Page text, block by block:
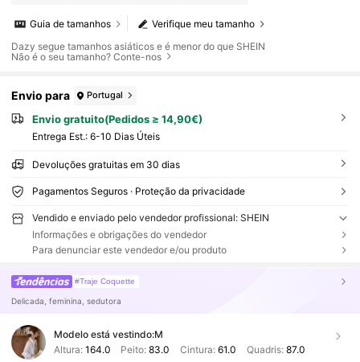
Verifique meu tamanho
Guia de tamanhos
Dazy segue tamanhos asiáticos e é menor do que SHEIN
Não é o seu tamanho? Conte-nos
Envio para Portugal
Envio gratuito(Pedidos ≥ 14,90€)
Entrega Est.: 6-10 Dias Úteis
Devoluções gratuitas em 30 dias
Pagamentos Seguros · Proteção da privacidade
Vendido e enviado pelo vendedor profissional: SHEIN
Informações e obrigações do vendedor
Para denunciar este vendedor e/ou produto
#Traje Coquette
Delicada, feminina, sedutora
Modelo está vestindo:M
Altura: 164.0 Peito:83.0 Cintura: 61.0 Quadris: 87.0